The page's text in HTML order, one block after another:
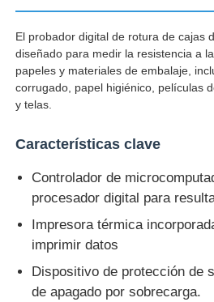
Control de Calidad
Contacto
Solicitar una cotización
Equipo de la prueba de
Cámara de pruebas
Máquina de prueba universal
El probador digital de rotura de cajas
diseñado para medir la resistencia a
papeles y materiales de embalaje,
corrugado, papel higiénico, películas
y telas.
Características clave
Controlador de
procesador digital para
Impresora térmica
imprimir datos
Dispositivo de protección de
de apagado por sobrecarga.